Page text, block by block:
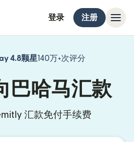
登录 注册
4.8颗星140万+次评分
巴哈马汇款
汇款免付手续费